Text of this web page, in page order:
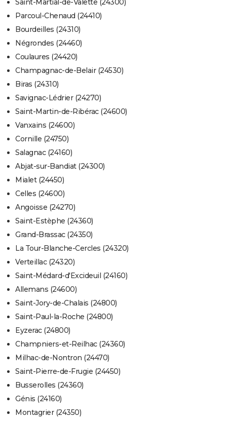
Saint-Martial-de-Valette (24300)
Parcoul-Chenaud (24410)
Bourdeilles (24310)
Négrondes (24460)
Coulaures (24420)
Champagnac-de-Belair (24530)
Biras (24310)
Savignac-Lédrier (24270)
Saint-Martin-de-Ribérac (24600)
Vanxains (24600)
Cornille (24750)
Salagnac (24160)
Abjat-sur-Bandiat (24300)
Mialet (24450)
Celles (24600)
Angoisse (24270)
Saint-Estèphe (24360)
Grand-Brassac (24350)
La Tour-Blanche-Cercles (24320)
Verteillac (24320)
Saint-Médard-d'Excideuil (24160)
Allemans (24600)
Saint-Jory-de-Chalais (24800)
Saint-Paul-la-Roche (24800)
Eyzerac (24800)
Champniers-et-Reilhac (24360)
Milhac-de-Nontron (24470)
Saint-Pierre-de-Frugie (24450)
Busserolles (24360)
Génis (24160)
Montagrier (24350)